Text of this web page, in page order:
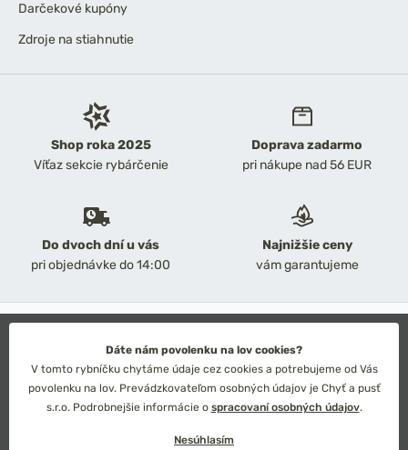
Shop roka 2025
Víťaz sekcie rybárčenie
Doprava zadarmo
pri nákupe nad 56 EUR
Do dvoch dní u vás
pri objednávke do 14:00
Najnižšie ceny
vám garantujeme
Darčekové kupóny
Zdroje na stiahnutie
Obchodné podmienky
Ochrana osobných údajov
Technické riešenie: Simplia s.r.o.
Strategický dizajn: Petr Široký
Dáte nám povolenku na lov cookies?
V tomto rybníčku chytáme údaje cez cookies a potrebujeme od Vás
povolenku na lov. Prevádzkovateľom osobných údajov je Chyť a pusť
s.r.o. Podrobnejšie informácie o spracovaní osobných údajov.
Nesúhlasím